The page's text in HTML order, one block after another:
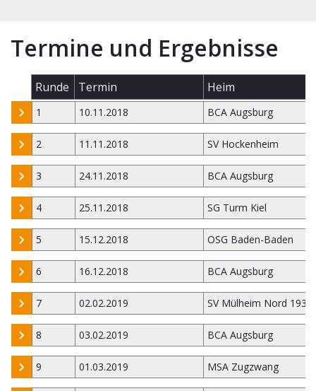
Termine und Ergebnisse
Runde Termin Heim
1 10.11.2018 BCA Augsburg
2 11.11.2018 SV Hockenheim
3 24.11.2018 BCA Augsburg
4 25.11.2018 SG Turm Kiel
5 15.12.2018 OSG Baden-Baden
6 16.12.2018 BCA Augsburg
7 02.02.2019 SV Mülheim Nord 1931
8 03.02.2019 BCA Augsburg
9 01.03.2019 MSA Zugzwang